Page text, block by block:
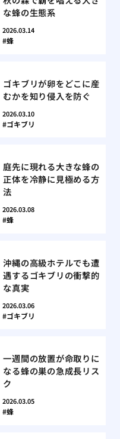
な蜂の生態系
2026.03.14
蜂
ゴキブリが卵をどこに産
むかを知り侵入を防ぐ
2026.03.10
ゴキブリ
庭先に現れる大きな蜂の
正体を冷静に見極める方
法
2026.03.08
蜂
沖縄の高級ホテルでも遭
遇するゴキブリの衝撃的
な真実
2026.03.06
ゴキブリ
一週間の放置が命取りに
なる蜂の巣の急成長リス
ク
2026.03.05
蜂